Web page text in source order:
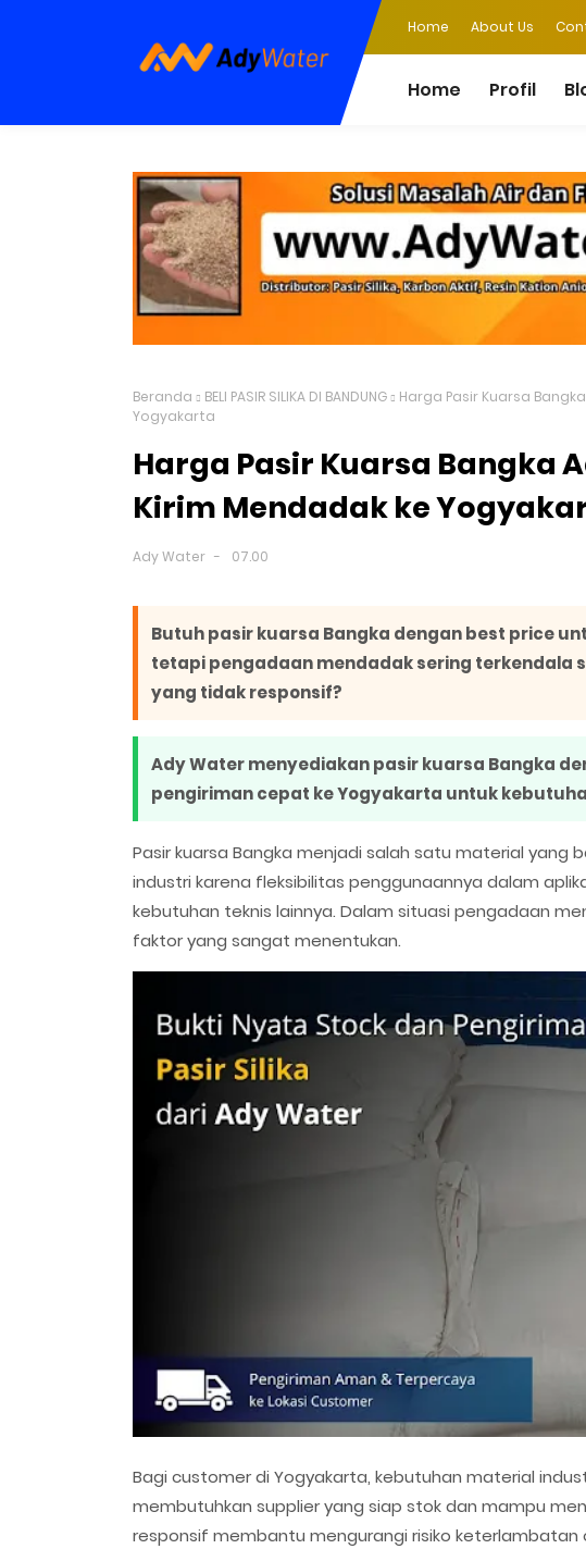
Home About Us
Home Profil
Beranda BELI PASIR SILIKA DI BANDUNG
Harga Pasir Kuarsa
Yogyakarta
Harga Pasir Kuarsa Bangka
Kirim Mendadak ke
Ady Water 07.00
Butuh pasir kuarsa Bangka dengan best price
tetapi pengadaan mendadak sering terkendala
yang tidak responsif?
Ady Water menyediakan pasir kuarsa Bangka
pengiriman cepat ke Yogyakarta untuk
Pasir kuarsa Bangka menjadi salah satu material yang
industri karena fleksibilitas penggunaannya dalam
kebutuhan teknis lainnya. Dalam situasi pengadaan
faktor yang sangat menentukan.
Bagi customer di Yogyakarta, kebutuhan material
membutuhkan supplier yang siap stok dan mampu
responsif membantu mengurangi risiko keterlambatan